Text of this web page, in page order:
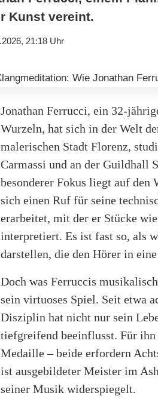
Kunst vereint.
21:18 Uhr
Jonathan Ferrucci, ein 32-
Wurzeln, hat sich in der Welt
malerischen Stadt Florenz,
Carmassi und an der Guildhall
besonderer Fokus liegt auf den
sich einen Ruf für seine
erarbeitet, mit der er Stücke
interpretiert. Es ist fast so, als
darstellen, die den Hörer in
Doch was Ferruccis
sein virtuoses Spiel. Seit etwa
Disziplin hat nicht nur sein
tiefgreifend beeinflusst. Für
Medaille – beide erfordern
ist ausgebildeter Meister im
seiner Musik widerspiegelt.